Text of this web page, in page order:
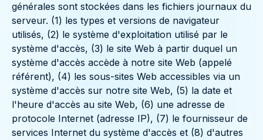
générales sont stockées dans les fichiers journaux du
serveur. (1) les types et versions de navigateur
utilisés, (2) le système d'exploitation utilisé par le
système d'accès, (3) le site Web à partir duquel un
système d'accès accède à notre site Web (appelé
référent), (4) les sous-sites Web accessibles via un
système d'accès sur notre site Web, (5) la date et
l'heure d'accès au site Web, (6) une adresse de
protocole Internet (adresse IP), (7) le fournisseur de
services Internet du système d'accès et (8) d'autres